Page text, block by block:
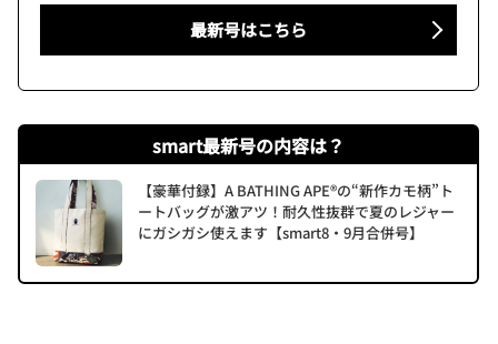
最新号はこちら
smart最新号の内容は？
【豪華付録】A BATHING APE®の“新作カモ柄”ト
ートバッグが激アツ！耐久性抜群で夏のレジャー
にガシガシ使えます【smart8・9月合併号】